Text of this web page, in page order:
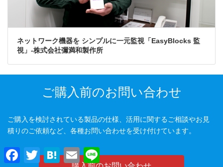
ネットワーク機器を シンプルに一元監視「EasyBlocks 監
視」-株式会社彌満和製作所
ご購入前のお問い合わせ
ご購入を検討されている製品の仕様、活用に関するご相談やお見
積りのご依頼など、各種お問い合わせを受け付けています。
H
E